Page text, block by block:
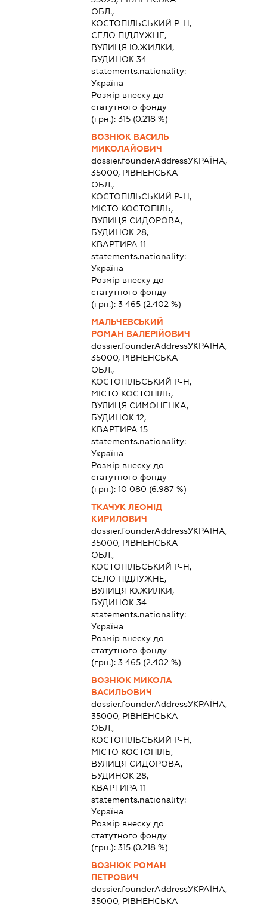
ОБЛ.,
КОСТОПІЛЬСЬКИЙ Р-Н,
СЕЛО ПІДЛУЖНЕ,
ВУЛИЦЯ Ю.ЖИЛКИ,
БУДИНОК 34
statements.nationality:
Україна
Розмір внеску до
статутного фонду
(грн.): 315(0.218 %)
ВОЗНЮК ВАСИЛЬ
МИКОЛАЙОВИЧ
dossier.founderAddressУКРАЇНА,
35000, РІВНЕНСЬКА
ОБЛ.,
КОСТОПІЛЬСЬКИЙ Р-Н,
МІСТО КОСТОПІЛЬ,
ВУЛИЦЯ СИДОРОВА,
БУДИНОК 28,
КВАРТИРА 11
statements.nationality:
Україна
Розмір внеску до
статутного фонду
(грн.): 3 465(2.402 %)
МАЛЬЧЕВСЬКИЙ
РОМАН ВАЛЕРІЙОВИЧ
dossier.founderAddressУКРАЇНА,
35000, РІВНЕНСЬКА
ОБЛ.,
КОСТОПІЛЬСЬКИЙ Р-Н,
МІСТО КОСТОПІЛЬ,
ВУЛИЦЯ СИМОНЕНКА,
БУДИНОК 12,
КВАРТИРА 15
statements.nationality:
Україна
Розмір внеску до
статутного фонду
(грн.): 10 080 (6.987 %)
ТКАЧУК ЛЕОНІД
КИРИЛОВИЧ
dossier.founderAddressУКРАЇНА,
35000, РІВНЕНСЬКА
ОБЛ.,
КОСТОПІЛЬСЬКИЙ Р-Н,
СЕЛО ПІДЛУЖНЕ,
ВУЛИЦЯ Ю.ЖИЛКИ,
БУДИНОК 34
statements.nationality:
Україна
Розмір внеску до
статутного фонду
(грн.): 3 465(2.402 %)
ВОЗНЮК МИКОЛА
ВАСИЛЬОВИЧ
dossier.founderAddressУКРАЇНА,
35000, РІВНЕНСЬКА
ОБЛ.,
КОСТОПІЛЬСЬКИЙ Р-Н,
МІСТО КОСТОПІЛЬ,
ВУЛИЦЯ СИДОРОВА,
БУДИНОК 28,
КВАРТИРА 11
statements.nationality:
Україна
Розмір внеску до
статутного фонду
(грн.): 315(0.218 %)
ВОЗНЮК РОМАН
ПЕТРОВИЧ
dossier.founderAddressУКРАЇНА,
35000, РІВНЕНСЬКА